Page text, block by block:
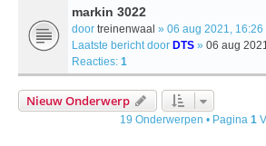
markin 3022
door treinenwaal » 06 aug 2021, 16:26
Laatste bericht door DTS » 06 aug
Reacties: 1
Nieuw Onderwerp
19 Onderwerpen • Pagina 1